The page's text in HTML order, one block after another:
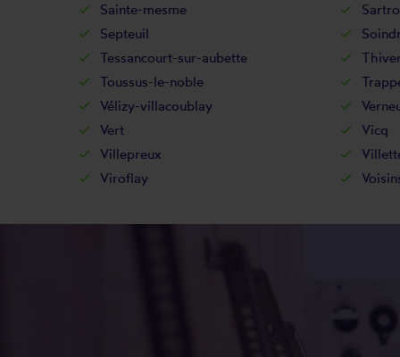
Sainte-mesme
Septeuil
Tessancourt-sur-aubette
Toussus-le-noble
Vélizy-villacoublay
Vert
Vicq
Villepreux
Viroflay